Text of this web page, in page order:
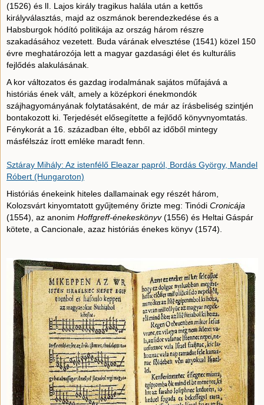
(1526) és lI. Lajos király tragikus halála után a kettős
királyválasztás, majd az oszmánok berendezkedése és a
Habsburgok hódító politikája az ország három részre
szakadásához vezetett. Buda várának elvesztése (1541) közel 150
évre meghatározója lett a magyar gazdasági élet és kulturális
fejlődés alakulásának.
A kor változatos és gazdag irodalmának sajátos műfajává a
históriás ének vált, amely a középkori énekmondók
szájhagyományának folytatásaként, de már az írásbeliség szintjén
bontakozott ki. Terjedését elősegítette a fejlődő könyvnyomtatás.
Fénykorát a 16. században élte, ebből az időből mintegy
másfélszáz írott emléke maradt fenn.
Sztáray Mihály: Az istenfélő Eleazar papról, Bordás György, Mandel
Róbert (Hungaroton)
Históriás énekeink hiteles dallamainak egy részét három,
Kolozsvárt kinyomtatott gyűjtemény őrizte meg: Tinódi Cronicája
(1554), az anonim Hoffgreff-énekeskönyv(1556) és Heltai Gáspár
kötete, a Cancionale, azaz históriás énekes könyv (1574).